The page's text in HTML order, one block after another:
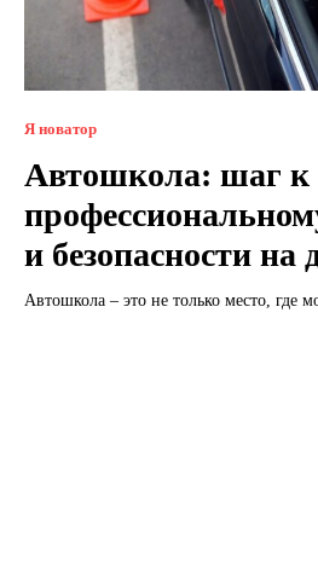
Я новатор
Автошкола: шаг к
и безопасности на
Автошкола – это не только место, где